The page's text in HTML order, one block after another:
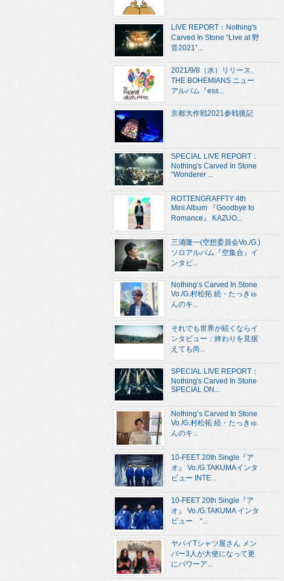
LIVE REPORT：Nothing's
Carved In Stone “Live at 野
音2021”...
2021/9/8（水）リリース、
THE BOHEMIANS ニュー
アルバム『ess...
京都大作戦2021参戦後記
SPECIAL LIVE REPORT：
Nothing's Carved In Stone
“Wonderer ...
ROTTENGRAFFTY 4th
Mini Album 『Goodbye to
Romance』 KAZUO...
三浦隆一(空想委員会Vo./G.)
ソロアルバム『空集合』イ
ンタビ...
Nothing’s Carved In Stone
Vo./G.村松拓 続・たっきゅ
んのキ...
それでも世界が続くならイ
ンタビュー：終わりを見据
えても尚...
SPECIAL LIVE REPORT：
Nothing's Carved In Stone
SPECIAL ON...
Nothing’s Carved In Stone
Vo./G.村松拓 続・たっきゅ
んのキ...
10-FEET 20th Single『ア
オ』 Vo./G.TAKUMAインタ
ビュー INTE...
10-FEET 20th Single『ア
オ』 Vo./G.TAKUMA インタ
ビュー “...
ヤバイTシャツ屋さん メン
バー3人が大使になって更
にパワーア...